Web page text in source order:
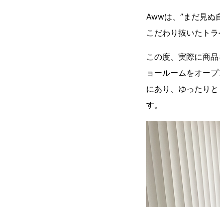
Awwは、”まだ見ぬ
こだわり抜いたト
この度、実際に商
ョールームをオー
にあり、ゆったり
す。